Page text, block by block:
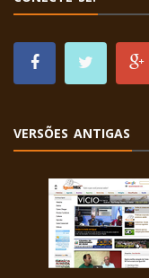
VERSÕES ANTIGAS